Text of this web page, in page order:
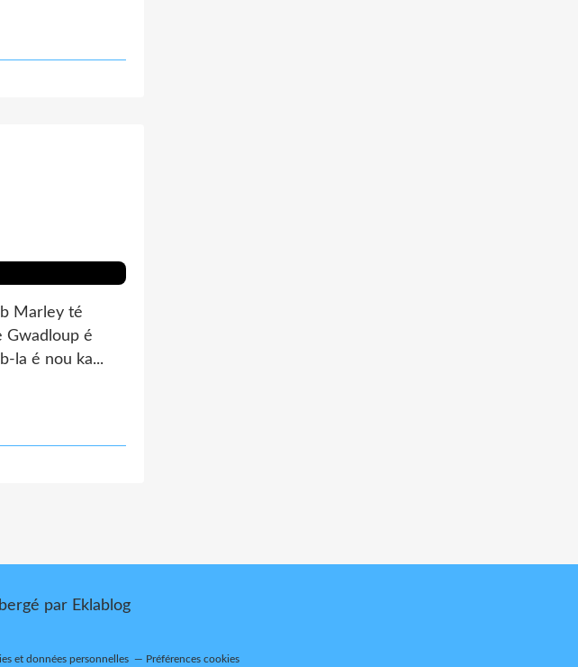
Marley té
Gwadloup é
la é nou ka...
par Eklablog
et données personnelles Préférences cookies